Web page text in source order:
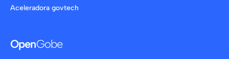
Aceleradora govtech
OpenGobe